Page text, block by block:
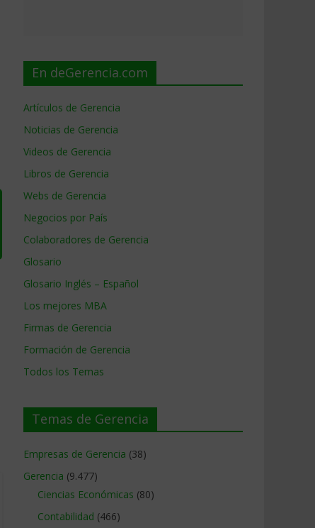
En deGerencia.com
Artículos de Gerencia
Noticias de Gerencia
Videos de Gerencia
Libros de Gerencia
Webs de Gerencia
Negocios por País
Colaboradores de Gerencia
Glosario
Glosario Inglés – Español
Los mejores MBA
Firmas de Gerencia
Formación de Gerencia
Todos los Temas
Temas de Gerencia
Empresas de Gerencia (38)
Gerencia (9.477)
Ciencias Económicas (80)
Contabilidad (466)